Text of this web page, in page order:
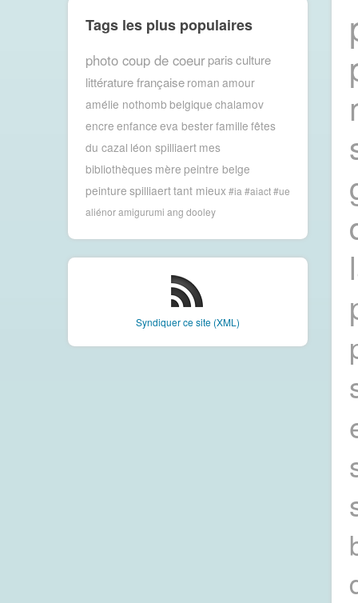
Tags les plus populaires
photo coup de coeur parisculture
littérature française roman amour
amélie nothomb belgique chalamov
encre enfance eva besterfamille fêtes
du cazal léon spilliaert mes
bibliothèques mère peintre belge
peinture spilliaerttant mieux #ia #aiact #ue
aliénor amigurumi ang dooley
Syndiquer ce site (XML)